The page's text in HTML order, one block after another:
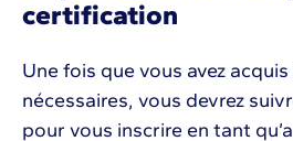
certification
Une fois que vous avez
nécessaires, vous devrez
pour vous inscrire en tant